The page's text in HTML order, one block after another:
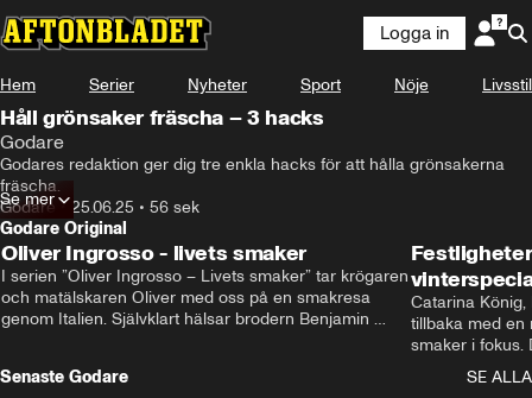
Logga in
Hem Serier Nyheter Sport Nöje Livsstil
Håll grönsaker fräscha – 3 hacks
Godare
Godares redaktion ger dig tre enkla hacks för att hålla grönsakerna
fräscha.
Godare • 25.06.25 • 56 sek
Se mer
Godare Original
Oliver Ingrosso - livets smaker
I serien ”Oliver Ingrosso – Livets smaker” tar krögaren
och matälskaren Oliver med oss på en smakresa
genom Italien. Självklart hälsar brodern Benjamin
Catarina
tillbaka med en
smaker i fokus.
julfavoriter
Senaste Godare
SE ALLA